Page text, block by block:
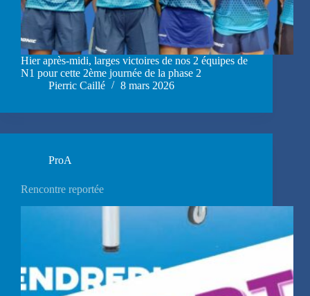
Hier après-midi, larges victoires de nos 2 équipes de
N1 pour cette 2ème journée de la phase 2
Pierric Caillé
8 mars 2026
ProA
Rencontre reportée